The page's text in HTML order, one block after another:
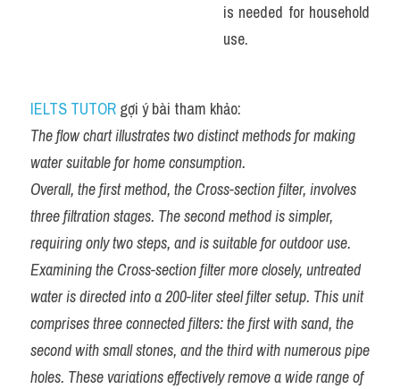
is needed for household
use.
IELTS TUTOR gợi ý bài tham khảo:
The flow chart illustrates two distinct methods for making
water suitable for home consumption.
Overall, the first method, the Cross-section filter, involves
three filtration stages. The second method is simpler,
requiring only two steps, and is suitable for outdoor use.
Examining the Cross-section filter more closely, untreated
water is directed into a 200-liter steel filter setup. This unit
comprises three connected filters: the first with sand, the
second with small stones, and the third with numerous pipe
holes. These variations effectively remove a wide range of